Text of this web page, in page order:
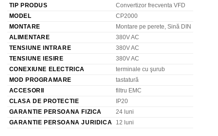
TIP PRODUS
Convertizor frecventa VFD
MODEL
CP2000
MONTARE
Montare pe perete, Sină DIN
ALIMENTARE
380V AC
TENSIUNE INTRARE
380V AC
TENSIUNE IESIRE
380V AC
CONEXIUNE ELECTRICA
terminale cu şurub
MOD PROGRAMARE
tastatură
ACCESORII
filtru EMC
CLASA DE PROTECTIE
IP20
GARANTIE PERSOANA FIZICA
24 luni
GARANTIE PERSOANA JURIDICA
12 luni